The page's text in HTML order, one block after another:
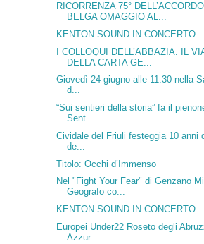
RICORRENZA 75°
BELGA OMAGGIO AL...
KENTON SOUND IN CONCERTO
I COLLOQUI DELL’ABBAZIA. IL
DELLA CARTA GE...
Giovedì 24 giugno alle 11.30 nella
d...
“Sui sentieri della storia” fa il
Sent...
Cividale del Friuli festeggia 10 anni
de...
Titolo: Occhi d’Immenso
Nel "Fight Your Fear" di Genzano
Geografo co...
KENTON SOUND IN CONCERTO
Europei Under22 Roseto degli
Azzur...